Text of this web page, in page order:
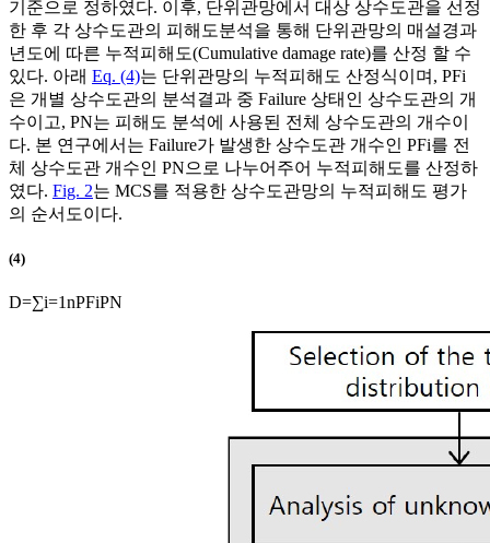
기준으로 정하였다. 이후, 단위관망에서 대상 상수도관을 선정
한 후 각 상수도관의 피해도분석을 통해 단위관망의 매설경과
년도에 따른 누적피해도(Cumulative damage rate)를 산정 할 수
있다. 아래 Eq. (4)는 단위관망의 누적피해도 산정식이며, PFi
은 개별 상수도관의 분석결과 중 Failure 상태인 상수도관의 개
수이고, PN는 피해도 분석에 사용된 전체 상수도관의 개수이
다. 본 연구에서는 Failure가 발생한 상수도관 개수인 PFi를 전
체 상수도관 개수인 PN으로 나누어주어 누적피해도를 산정하
였다. Fig. 2는 MCS를 적용한 상수도관망의 누적피해도 평가
의 순서도이다.
(4)
D=∑i=1nPFiPN